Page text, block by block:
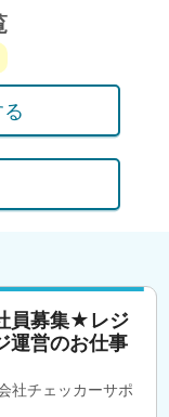
員募集★レジ
運営のお仕事
社チェッカーサポ